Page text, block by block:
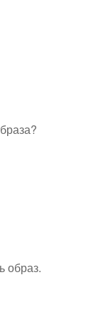
образ.